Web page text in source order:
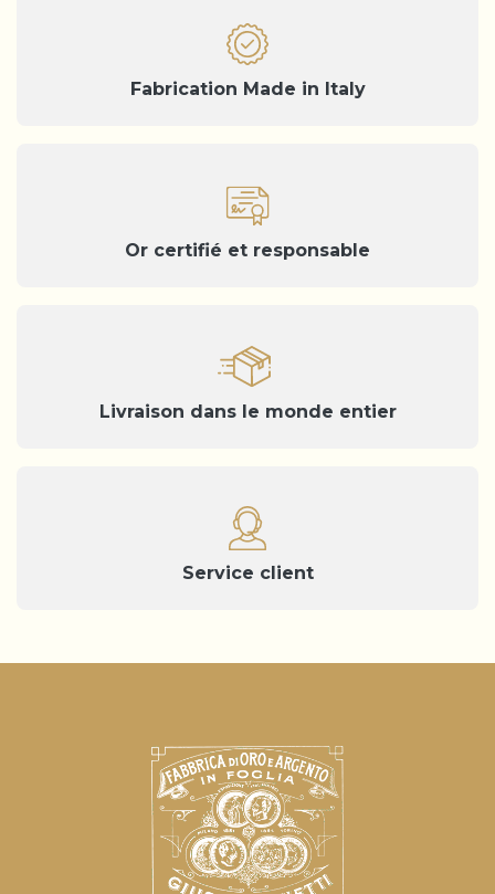
Fabrication Made in Italy
Or certifié et responsable
Livraison dans le monde entier
Service client